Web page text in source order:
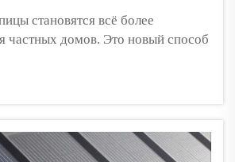
становятся всё более
частных домов. Это новый способ
света для выработки
Вместо массивных солнечных
на крыше, солнечные
черепица. Это означает, что
в облик здания,